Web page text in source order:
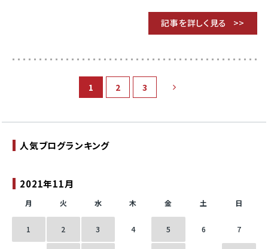
記事を詳しく見る
1 2 3
2021年11月
月 火 水 木 金 土 日
1 2 3 4 5 6 7
人気ブログランキング